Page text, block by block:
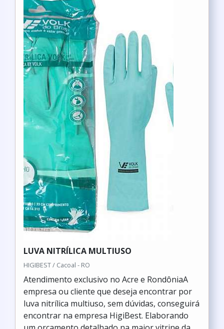
LUVA NITRÍLICA MULTIUSO
HIGIBEST / Cacoal - RO
Atendimento exclusivo no Acre e RondôniaA
empresa ou cliente que deseja encontrar por
luva nitrílica multiuso, sem dúvidas, conseguirá
encontrar na empresa HigiBest. Elaborando